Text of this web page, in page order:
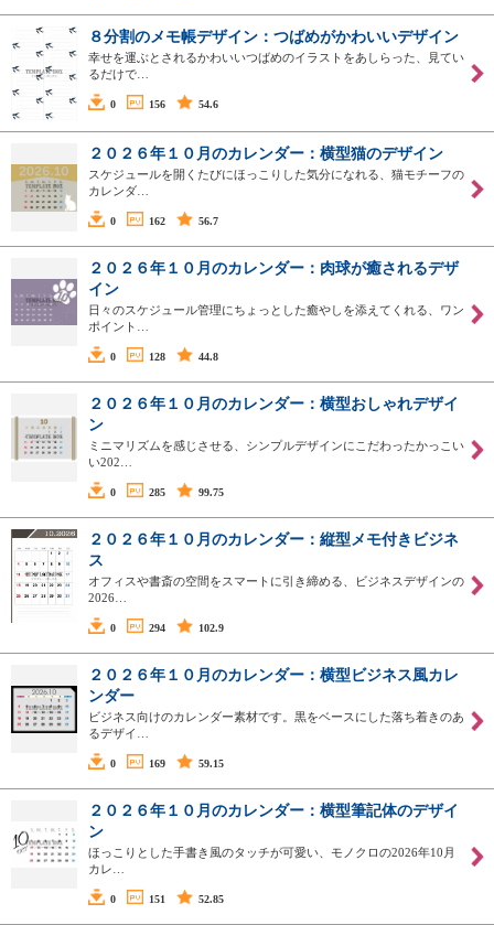
８分割のメモ帳デザイン：つばめがかわいいデザイン
幸せを運ぶとされるかわいいつばめのイラストをあしらった、見てい
るだけで…
0 156 54.6
２０２６年１０月のカレンダー：横型猫のデザイン
スケジュールを開くたびにほっこりした気分になれる、猫モチーフの
カレンダ…
0 162 56.7
２０２６年１０月のカレンダー：肉球が癒されるデザ
イン
日々のスケジュール管理にちょっとした癒やしを添えてくれる、ワン
ポイント…
0 128 44.8
２０２６年１０月のカレンダー：横型おしゃれデザイ
ン
ミニマリズムを感じさせる、シンプルデザインにこだわったかっこい
い202…
0 285 99.75
２０２６年１０月のカレンダー：縦型メモ付きビジネ
ス
オフィスや書斎の空間をスマートに引き締める、ビジネスデザインの
2026…
0 294 102.9
２０２６年１０月のカレンダー：横型ビジネス風カレ
ンダー
ビジネス向けのカレンダー素材です。黒をベースにした落ち着きのあ
るデザイ…
0 169 59.15
２０２６年１０月のカレンダー：横型筆記体のデザイ
ン
ほっこりとした手書き風のタッチが可愛い、モノクロの2026年10月
カレ…
0 151 52.85